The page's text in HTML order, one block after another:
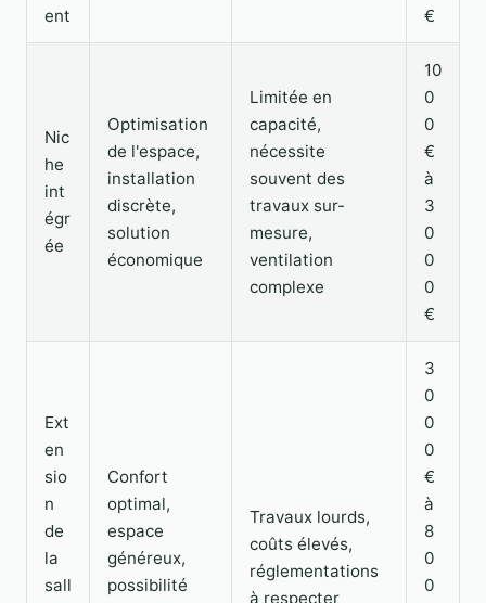
ent
€
Nic
he
int
égr
ée
Optimisation
de l'espace,
installation
discrète,
solution
économique
Limitée en
capacité,
nécessite
souvent des
travaux sur-
mesure,
ventilation
complexe
10
0
0
€
à
3
0
0
0
€
Ext
en
sio
n
de
la
sall
Confort
optimal,
espace
généreux,
possibilité
Travaux lourds,
coûts élevés,
réglementations
à respecter
3
0
0
0
€
à
8
0
0